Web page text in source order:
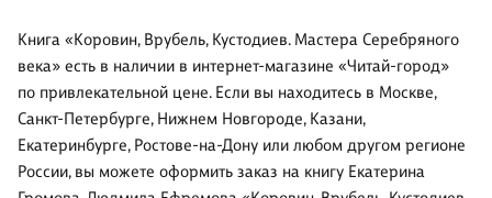
Книга «Коровин, Врубель, Кустодиев. Мастера Серебряного
века» есть в наличии в интернет-магазине «Читай-город»
по привлекательной цене. Если вы находитесь в Москве,
Санкт-Петербурге, Нижнем Новгороде, Казани,
Екатеринбурге, Ростове-на-Дону или любом другом регионе
России, вы можете оформить заказ на книгу Екатерина